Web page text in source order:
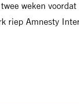
weken
riep Amnesty